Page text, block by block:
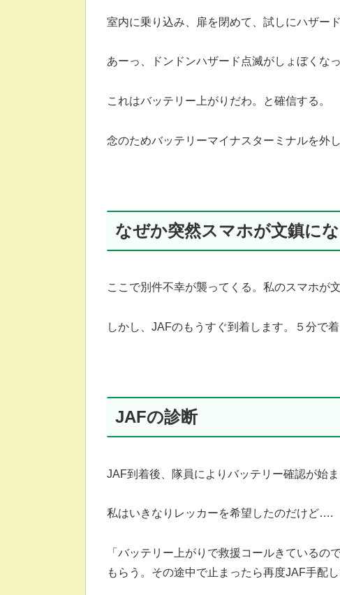
室内に乗り込み、扉を閉めて、試しにハザー
あーっ、ドンドンハザード点滅がしょぼくな
これはバッテリー上がりだわ。と確信する。
念のためバッテリーマイナスターミナルを外
なぜか突然スマホが文鎮に
ここで別件不幸が襲ってくる。私のスマホが
しかし、JAFのもうすぐ到着します。５分で
JAFの診断
JAF到着後、隊員によりバッテリー確認が始ま
私はいきなりレッカーを希望したのだけど….
「バッテリー上がりで救援コールきている
もらう。その途中で止まったら再度JAF手配